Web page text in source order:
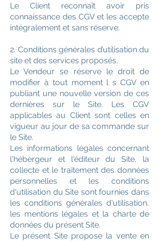
Le Client reconnaît avoir pris
connaissance des CGV et les accepte
intégralement et sans réserve.
2. Conditions générales d’utilisation du
site et des services proposés.
Le Vendeur se réserve le droit de
modifier à tout moment l s CGV en
publiant une nouvelle version de ces
dernières sur le Site. Les CGV
applicables au Client sont celles en
vigueur au jour de sa commande sur
le Site.
Les informations légales concernant
l'hébergeur et l'éditeur du Site, la
collecte et le traitement des données
personnelles et les conditions
d'utilisation du Site sont fournies dans
les conditions générales d'utilisation,
les mentions légales et la charte de
données du présent Site.
Le présent Site propose la vente en